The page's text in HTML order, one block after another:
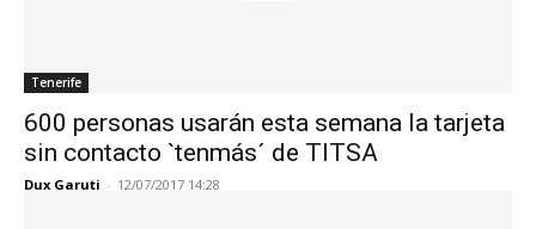
Tenerife
600 personas usarán esta semana la tarjeta
sin contacto `tenmás´ de TITSA
Dux Garuti - 12/07/2017 14:28